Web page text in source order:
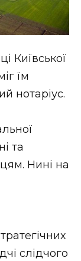
Київської
їм
нотаріус.
та
Нині на
слідчого